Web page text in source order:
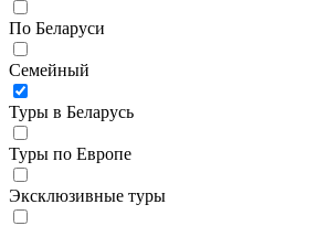
По Беларуси
Семейный
Туры в Беларусь
Туры по Европе
Эксклюзивные туры